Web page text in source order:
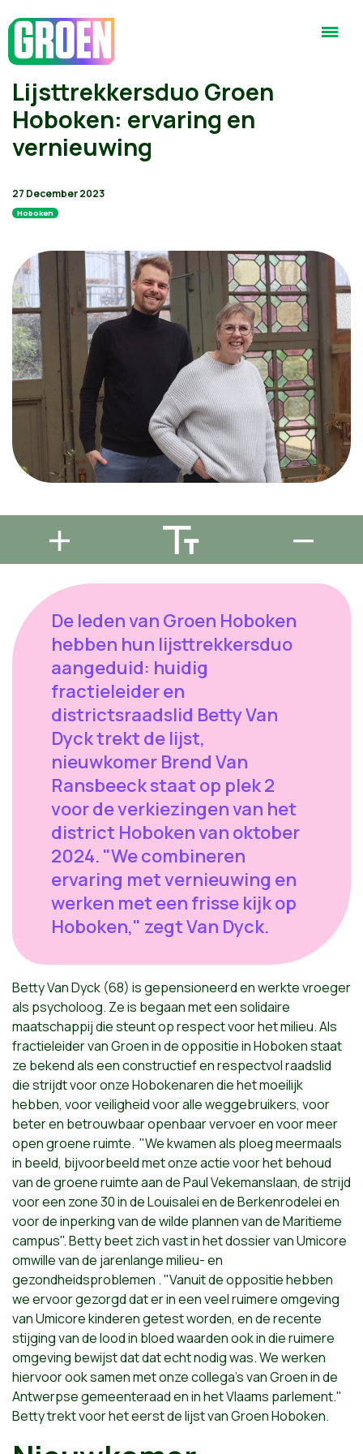
Lijsttrekkersduo Groen
Hoboken: ervaring en
vernieuwing
27 December 2023
Hoboken
De leden van Groen Hoboken
hebben hun lijsttrekkersduo
aangeduid: huidig
fractieleider en
districtsraadslid Betty Van
Dyck trekt de lijst,
nieuwkomer Brend Van
Ransbeeck staat op plek 2
voor de verkiezingen van het
district Hoboken van oktober
2024. "We combineren
ervaring met vernieuwing en
werken met een frisse kijk op
Hoboken," zegt Van Dyck.
Betty Van Dyck (68) is gepensioneerd en werkte vroeger
als psycholoog. Ze is begaan met een solidaire
maatschappij die steunt op respect voor het milieu. Als
fractieleider van Groen in de oppositie in Hoboken staat
ze bekend als een constructief en respectvol raadslid
die strijdt voor onze Hobokenaren die het moeilijk
hebben, voor veiligheid voor alle weggebruikers, voor
beter en betrouwbaar openbaar vervoer en voor meer
open groene ruimte. "We kwamen als ploeg meermaals
in beeld, bijvoorbeeld met onze actie voor het behoud
van de groene ruimte aan de Paul Vekemanslaan, de strijd
voor een zone 30 in de Louisalei en de Berkenrodelei en
voor de inperking van de wilde plannen van de Maritieme
campus". Betty beet zich vast in het dossier van Umicore
omwille van de jarenlange milieu- en
gezondheidsproblemen . "Vanuit de oppositie hebben
we ervoor gezorgd dat er in een veel ruimere omgeving
van Umicore kinderen getest worden, en de recente
stijging van de lood in bloed waarden ook in die ruimere
omgeving bewijst dat dat echt nodig was. We werken
hiervoor ook samen met onze collega’s van Groen in de
Antwerpse gemeenteraad en in het Vlaams parlement."
Betty trekt voor het eerst de lijst van Groen Hoboken.